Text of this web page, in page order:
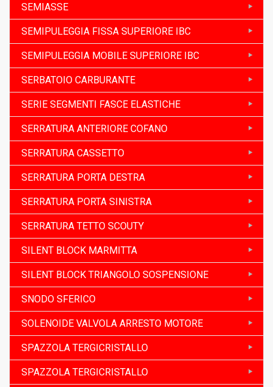
SEMIASSE
SEMIPULEGGIA FISSA SUPERIORE IBC
SEMIPULEGGIA MOBILE SUPERIORE IBC
SERBATOIO CARBURANTE
SERIE SEGMENTI FASCE ELASTICHE
SERRATURA ANTERIORE COFANO
SERRATURA CASSETTO
SERRATURA PORTA DESTRA
SERRATURA PORTA SINISTRA
SERRATURA TETTO SCOUTY
SILENT BLOCK MARMITTA
SILENT BLOCK TRIANGOLO SOSPENSIONE
SNODO SFERICO
SOLENOIDE VALVOLA ARRESTO MOTORE
SPAZZOLA TERGICRISTALLO
SPAZZOLA TERGICRISTALLO